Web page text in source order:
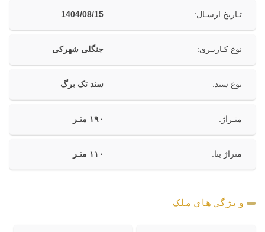
تـاریخ ارسـال: 1404/08/15
نوع کـاربـری: جنگلی شهرکی
نوع سند: سند تک برگ
متـراژ: ۱۹۰ متـر
متراژ بنا: ۱۱۰ متـر
ویژگی های ملک